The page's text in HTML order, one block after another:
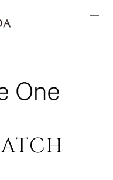
ATCH